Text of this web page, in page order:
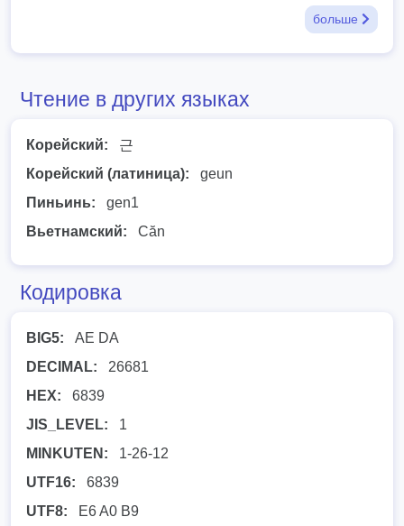
больше
Чтение в других языках
Корейский:
근
Корейский (латиница):
geun
Пиньинь:
gen1
Вьетнамский:
Căn
Кодировка
BIG5:
AE DA
DECIMAL:
26681
HEX:
6839
JIS_LEVEL:
1
MINKUTEN:
1-26-12
UTF16:
6839
UTF8:
E6 A0 B9